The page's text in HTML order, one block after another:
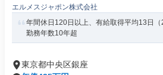
エルメスジャポン株式会社
年間休日120日以上、有給取得平均13日
勤務年数10年超
東京都中央区銀座